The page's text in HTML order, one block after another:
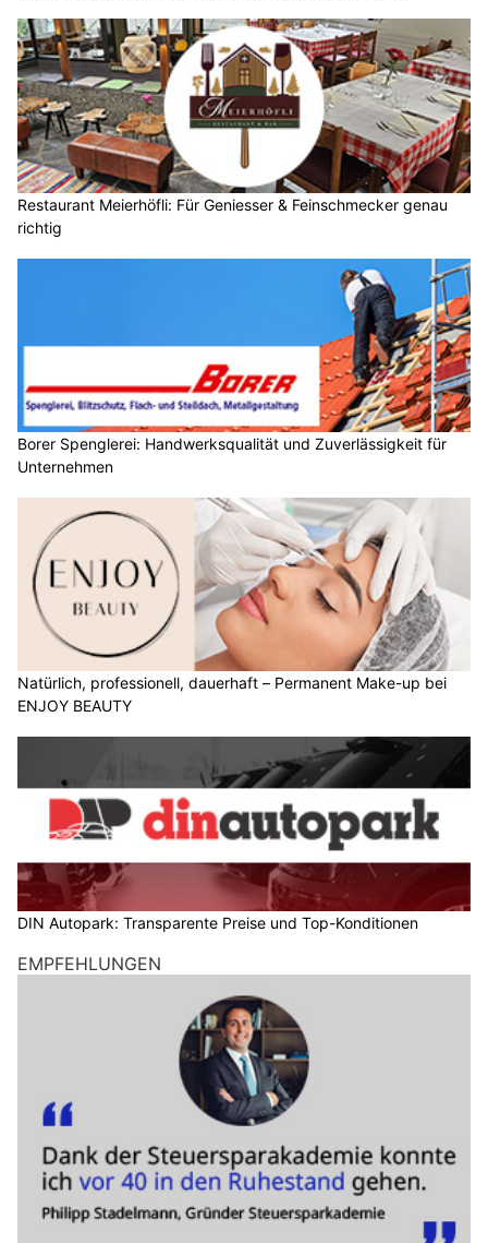
Restaurant Meierhöfli: Für Geniesser & Feinschmecker genau
richtig
Borer Spenglerei: Handwerksqualität und Zuverlässigkeit für
Unternehmen
Natürlich, professionell, dauerhaft – Permanent Make-up bei
ENJOY BEAUTY
DIN Autopark: Transparente Preise und Top-Konditionen
EMPFEHLUNGEN